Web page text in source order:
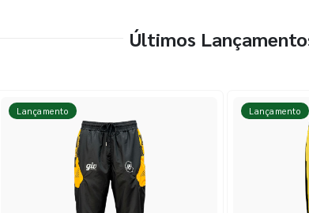
Últimos
Lançamento Lançamento